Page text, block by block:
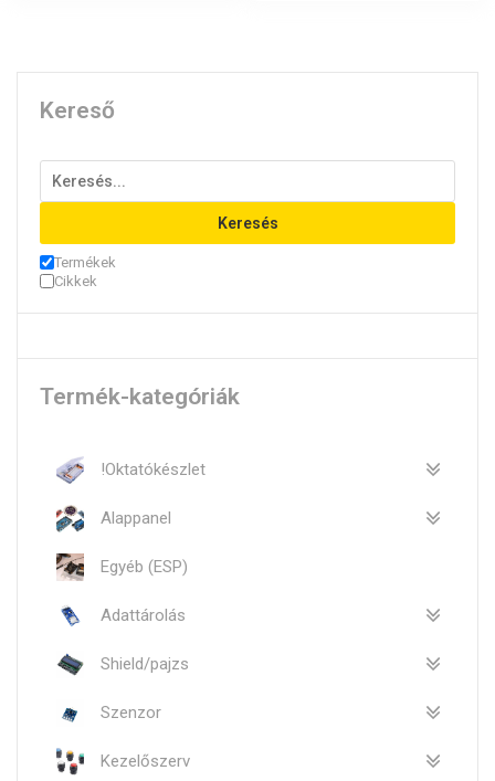
Kereső
Keresés
Termékek
Cikkek
Termék-kategóriák
!Oktatókészlet
Alappanel
Egyéb (ESP)
Adattárolás
Shield/pajzs
Szenzor
Kezelőszerv